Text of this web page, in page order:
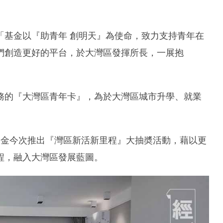
金以『助青年 創明天』為使命，致力支持青年在
造更好的平台，於大灣區發揮所長，一展抱
『大灣區青年卡』，為於大灣區城市升學、就業
今次推出『灣區新活新里程』大抽奬活動，藉以更
融入大灣區發展藍圖。